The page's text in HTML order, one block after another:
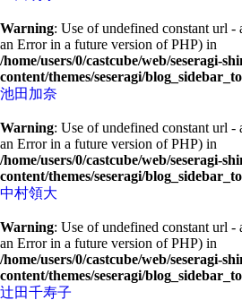
Warning: Use of undefined constant url
an Error in a future version of PHP) in
/home/users/0/castcube/web/seseragi-
content/themes/seseragi/
池田加奈
Warning: Use of undefined constant url
an Error in a future version of PHP) in
/home/users/0/castcube/web/seseragi-
content/themes/seseragi/
中村領大
Warning: Use of undefined constant url
an Error in a future version of PHP) in
/home/users/0/castcube/web/seseragi-
content/themes/seseragi/
辻田千寿子